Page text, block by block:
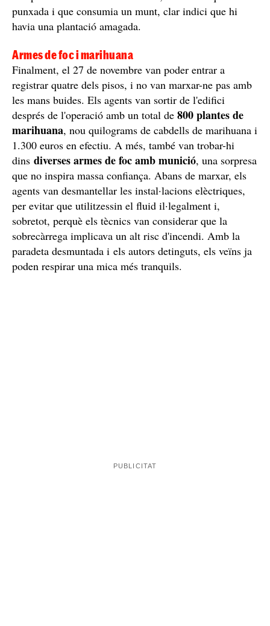
punxada i que consumia un munt, clar indici que hi
havia una plantació amagada.
Armes de foc i marihuana
Finalment, el 27 de novembre van poder entrar a
registrar quatre dels pisos, i no van marxar-ne pas amb
les mans buides. Els agents van sortir de l'edifici
després de l'operació amb un total de 800 plantes de
marihuana, nou quilograms de cabdells de marihuana i
1.300 euros en efectiu. A més, també van trobar-hi
dins diverses armes de foc amb munició, una sorpresa
que no inspira massa confiança. Abans de marxar, els
agents van desmantellar les instal·lacions elèctriques,
per evitar que utilitzessin el fluid il·legalment i,
sobretot, perquè els tècnics van considerar que la
sobrecàrrega implicava un alt risc d'incendi. Amb la
paradeta desmuntada i els autors detinguts, els veïns ja
poden respirar una mica més tranquils.